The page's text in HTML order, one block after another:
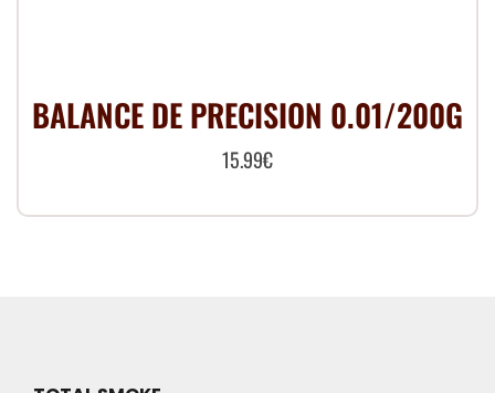
BALANCE DE PRECISION 0.01/200G
15.99€